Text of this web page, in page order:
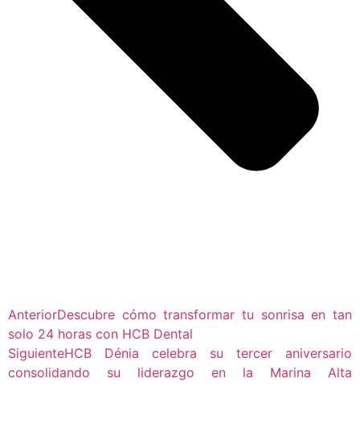
AnteriorDescubre cómo transformar tu sonrisa en tan
solo 24 horas con HCB Dental
SiguienteHCB Dénia celebra su tercer aniversario
consolidando su liderazgo en la Marina Alta